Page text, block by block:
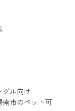
ル向け
南市のペット可